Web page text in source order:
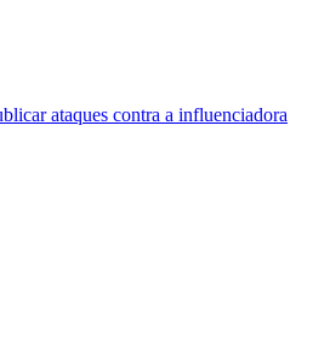
ataques contra a influenciadora